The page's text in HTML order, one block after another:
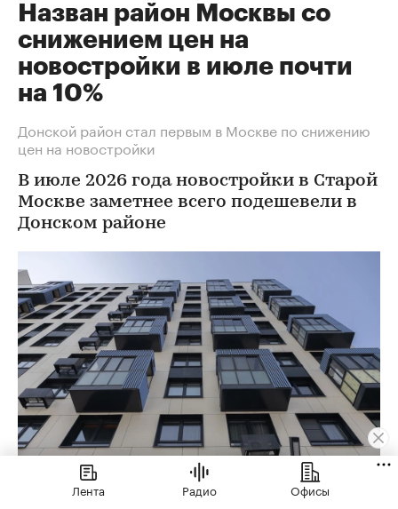
Назван район Москвы со
снижением цен на
новостройки в июле почти
на 10%
Донской район стал первым в Москве по снижению
цен на новостройки
В июле 2026 года новостройки в Старой
Москве заметнее всего подешевели в
Донском районе
Фото: Photo Master 2026 / Shutterstock / FOTODOM
Лента Радио Офисы